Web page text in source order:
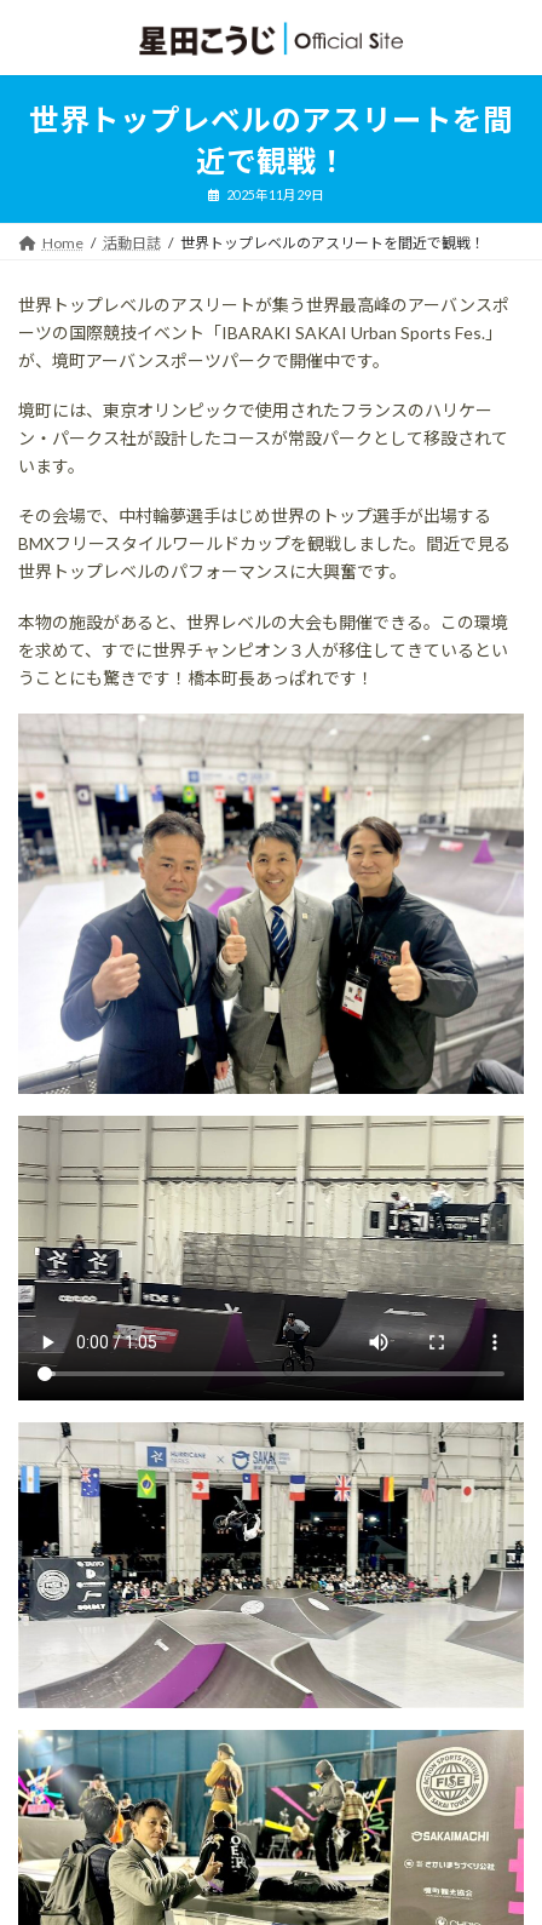
ン
ー
世界トップレベルのアスリートを間
近で観戦！
2025年11月29日
Home 活動日誌 世界トップレベルのアスリートを間近で観戦！
世界トップレベルのアスリートが集う世界最高峰のアーバンスポ
ーツの国際競技イベント「IBARAKI SAKAI Urban Sports Fes.」
が、境町アーバンスポーツパークで開催中です。
境町には、東京オリンピックで使用されたフランスのハリケー
ン・パークス社が設計したコースが常設パークとして移設されて
います。
その会場で、中村輪夢選手はじめ世界のトップ選手が出場する
BMXフリースタイルワールドカップを観戦しました。間近で見る
世界トップレベルのパフォーマンスに大興奮です。
本物の施設があると、世界レベルの大会も開催できる。この環境
を求めて、すでに世界チャンピオン３人が移住してきているとい
うことにも驚きです！橋本町長あっぱれです！